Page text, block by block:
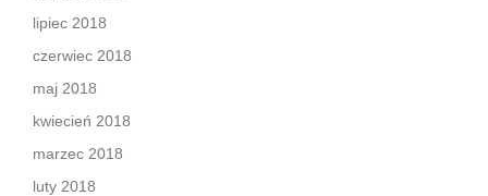
lipiec 2018
czerwiec 2018
maj 2018
kwiecień 2018
marzec 2018
luty 2018